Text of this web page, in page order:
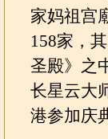
家妈祖宫
158家，
圣殿》之
长星云大
港参加庆